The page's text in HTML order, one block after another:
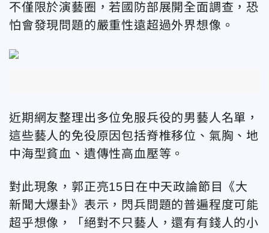
不僅限於演藝圈，若國防部展開全面調查，恐
怕會發現問題的嚴重性遠超過外界想像。
近期網友整理出多位免服兵役的男藝人名單，
這些藝人的免役原因包括脊椎移位、氣胸、地
中海型貧血、遺傳性高血壓等。
對此現象，郭正亮15日在中天政論節目《大
新聞大爆卦》表示，閃兵問題的普遍程度可能
超乎想像，「絕對不只藝人，還有有錢人的小